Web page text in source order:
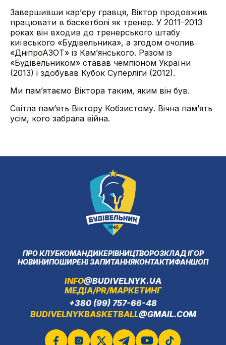
Завершивши кар’єру гравця, Віктор продовжив
працювати в баскетболі як тренер. У 2011–2013
роках він входив до тренерського штабу
київського «Будівельника», а згодом очолив
«ДніпроАЗОТ» із Кам’янського. Разом із
«Будівельником» ставав чемпіоном України
(2013) і здобував Кубок Суперліги (2012).
Ми пам’ятаємо Віктора таким, яким він був.
Світла пам’ять Віктору Кобзистому. Вічна пам’ять
усім, кого забрала війна.
ПРО КЛУБКОМАНДИКЕРІВНИЦТВОРОЗКЛАД ІГОР
НОВИНИПОШИРЕНІ ЗАПИТАННЯКОНТАКТИФАНШОП
INFO@BUDIVELNYK.UA
МЕДІА/PR/МАРКЕТИНГ
+380 (99) 757-66-48
BUDIVELNYKBASKETBALL@GMAIL.COM